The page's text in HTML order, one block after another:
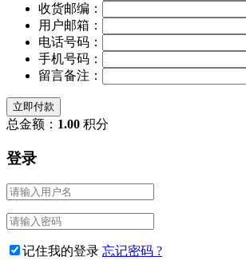
收货邮编：
用户邮箱：
电话号码：
手机号码：
留言备注：
立即付款
总金额： 1.00 积分
登录
记住我的登录 忘记密码 ?